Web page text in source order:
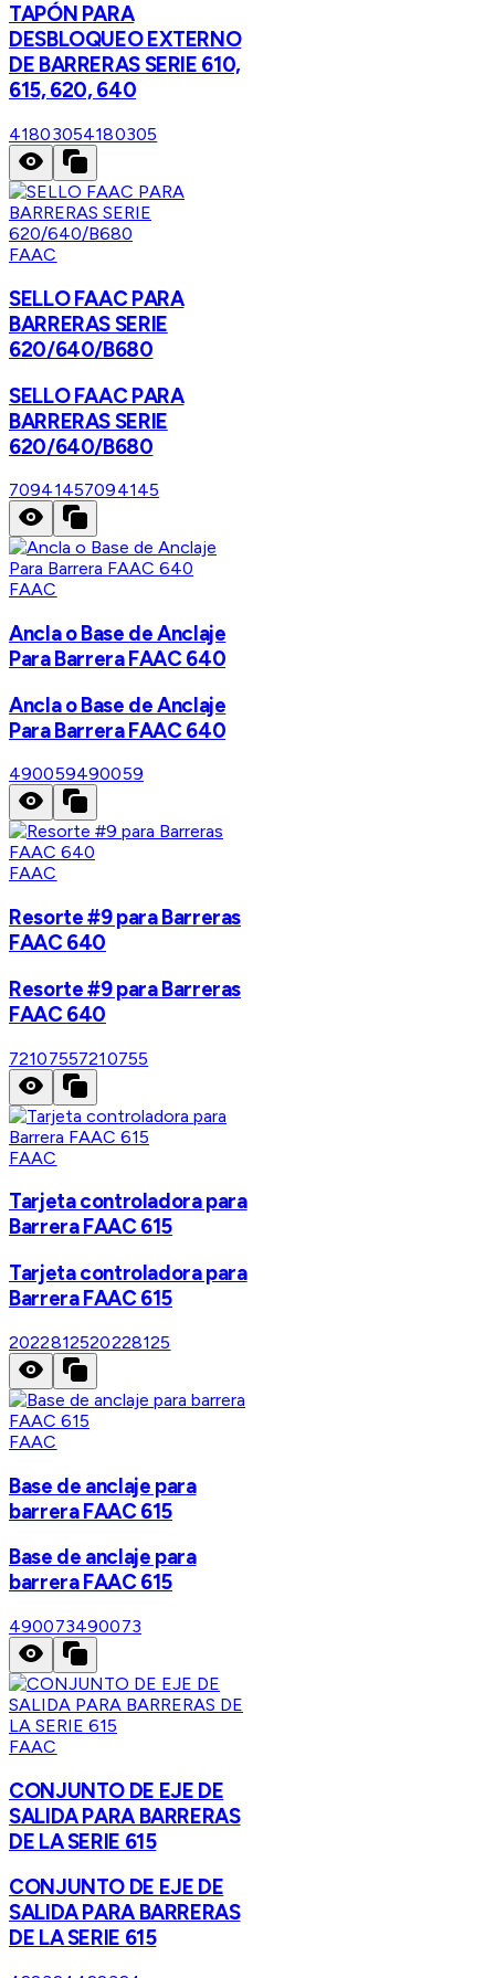
TAPÓN PARA
DESBLOQUEO EXTERNO
DE BARRERAS SERIE 610,
615, 620, 640
41803054180305
FAAC
SELLO FAAC PARA
BARRERAS SERIE
620/640/B680
SELLO FAAC PARA
BARRERAS SERIE
620/640/B680
70941457094145
FAAC
Ancla o Base de Anclaje
Para Barrera FAAC 640
Ancla o Base de Anclaje
Para Barrera FAAC 640
490059490059
FAAC
Resorte #9 para Barreras
FAAC 640
Resorte #9 para Barreras
FAAC 640
72107557210755
FAAC
Tarjeta controladora para
Barrera FAAC 615
Tarjeta controladora para
Barrera FAAC 615
2022812520228125
FAAC
Base de anclaje para
barrera FAAC 615
Base de anclaje para
barrera FAAC 615
490073490073
FAAC
CONJUNTO DE EJE DE
SALIDA PARA BARRERAS
DE LA SERIE 615
CONJUNTO DE EJE DE
SALIDA PARA BARRERAS
DE LA SERIE 615